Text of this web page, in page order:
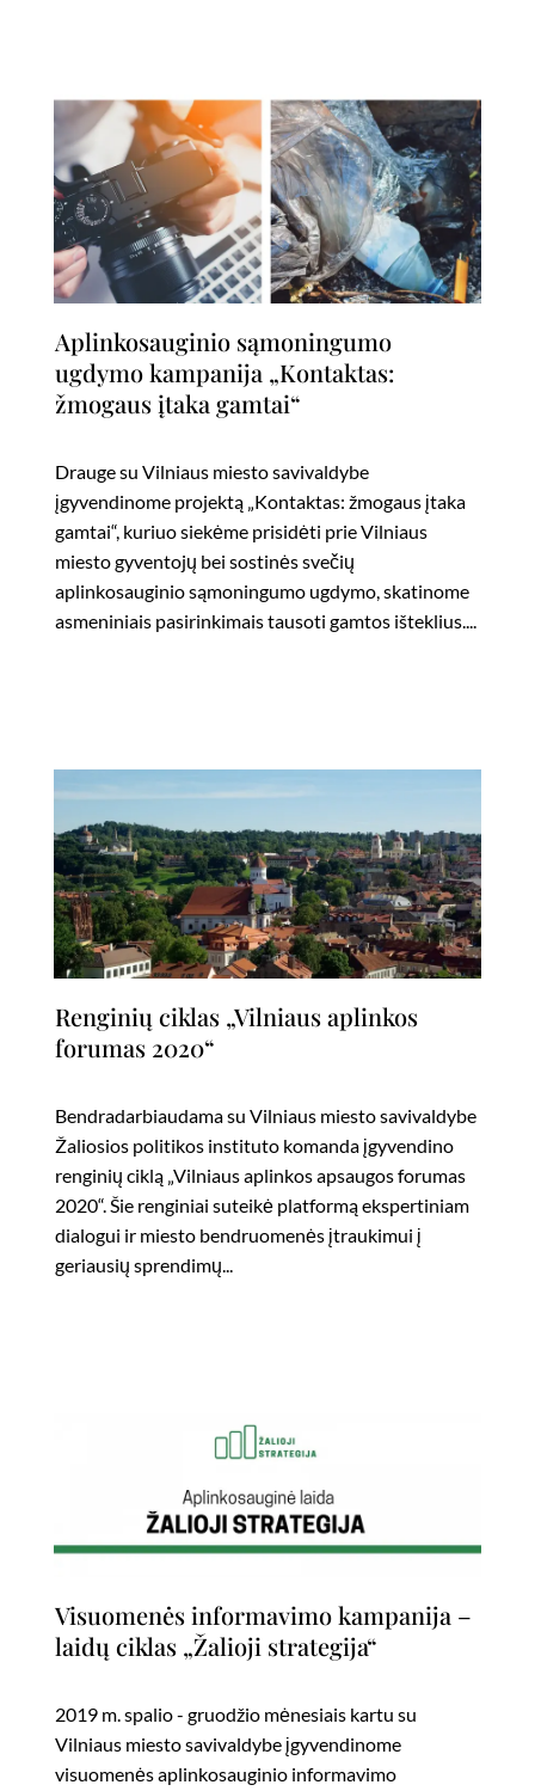
Aplinkosauginio sąmoningumo
ugdymo kampanija „Kontaktas:
žmogaus įtaka gamtai“
Drauge su Vilniaus miesto savivaldybe
įgyvendinome projektą „Kontaktas: žmogaus įtaka
gamtai“, kuriuo siekėme prisidėti prie Vilniaus
miesto gyventojų bei sostinės svečių
aplinkosauginio sąmoningumo ugdymo, skatinome
asmeniniais pasirinkimais tausoti gamtos išteklius....
Renginių ciklas „Vilniaus aplinkos
forumas 2020“
Bendradarbiaudama su Vilniaus miesto savivaldybe
Žaliosios politikos instituto komanda įgyvendino
renginių ciklą „Vilniaus aplinkos apsaugos forumas
2020“. Šie renginiai suteikė platformą ekspertiniam
dialogui ir miesto bendruomenės įtraukimui į
geriausių sprendimų...
Visuomenės informavimo kampanija –
laidų ciklas „Žalioji strategija“
2019 m. spalio - gruodžio mėnesiais kartu su
Vilniaus miesto savivaldybe įgyvendinome
visuomenės aplinkosauginio informavimo